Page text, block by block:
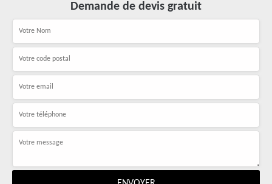
Demande de devis gratuit